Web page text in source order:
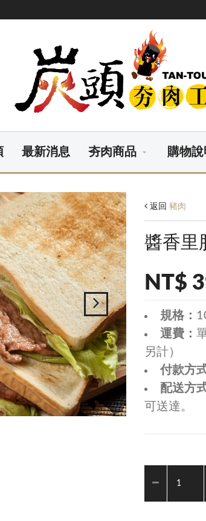
最新消息 夯肉商品 購物說
返回 豬肉
醬香里
NT$
規格：
運費：
另計）
付款方
配送方
可送達。